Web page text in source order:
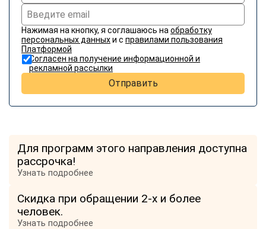
Нажимая на кнопку, я соглашаюсь на обработку
персональных данныхи с правилами пользования
Платформой
Согласен на получение информационной и
рекламной рассылки
Отправить
Для программ этого направления доступна
рассрочка!
Узнать подробнее
Скидка при обращении 2-х и более
человек.
Узнать подробнее